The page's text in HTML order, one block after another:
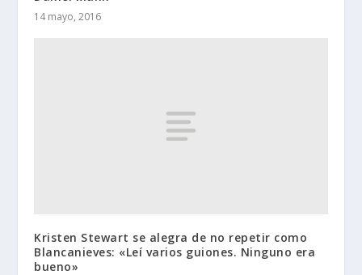
14 mayo, 2016
Kristen Stewart se alegra de no repetir como
Blancanieves: «Leí varios guiones. Ninguno era
bueno»